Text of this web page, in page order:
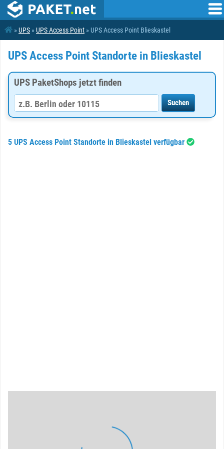
»UPS »UPS Access Point » UPS Access Point Blieskastel
UPS Access Point Standorte in Blieskastel
UPS PaketShops jetzt finden
5 UPS Access Point Standorte in Blieskastel verfügbar